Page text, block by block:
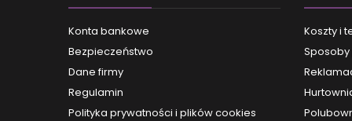
chcesz,
w
co
Konta bankowe
Bezpieczeństwo
Dane firmy
Regulamin
Polityka prywatności i plików cookies
Koszty i
Sposoby